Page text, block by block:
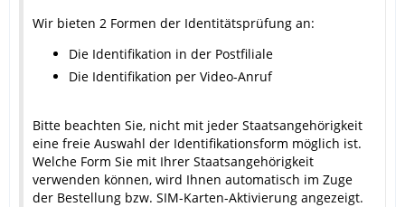
Wir bieten 2 Formen der Identitätsprüfung an:
Die Identifikation in der Postfiliale
Die Identifikation per Video-Anruf
Bitte beachten Sie, nicht mit jeder Staatsangehörigkeit
eine freie Auswahl der Identifikationsform möglich ist.
Welche Form Sie mit Ihrer Staatsangehörigkeit
verwenden können, wird Ihnen automatisch im Zuge
der Bestellung bzw. SIM-Karten-Aktivierung angezeigt.